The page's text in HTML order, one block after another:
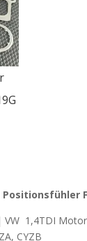
VW 1,4TDI
CYZB